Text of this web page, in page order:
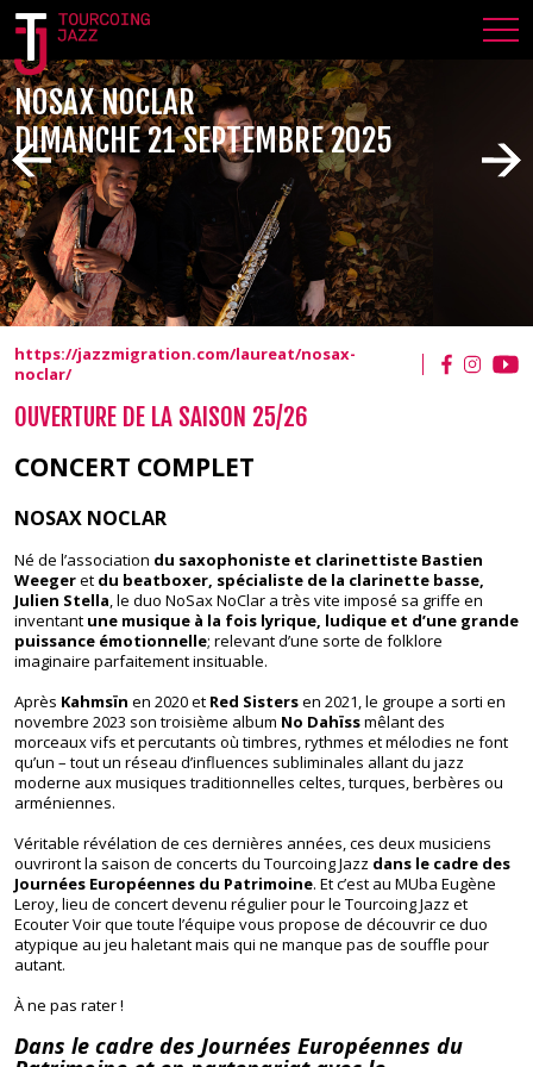
NOSAX NOCLAR
DIMANCHE 21 SEPTEMBRE 2025
https://jazzmigration.com/laureat/nosax-
noclar/
OUVERTURE DE LA SAISON 25/26
CONCERT COMPLET
NOSAX NOCLAR
Né de l’association du saxophoniste et clarinettiste Bastien
Weegeret du beatboxer, spécialiste de la clarinette basse,
Julien Stella, le duo NoSax NoClar a très vite imposé sa griffe en
inventant une musique à la fois lyrique, ludique et d’une grande
puissance émotionnelle; relevant d’une sorte de folklore
imaginaire parfaitement insituable.
Après Kahmsïn en 2020 et Red Sistersen 2021, le groupe a sorti en
novembre 2023 son troisième album No Dahïssmêlant des
morceaux vifs et percutants où timbres, rythmes et mélodies ne font
qu’un – tout un réseau d’influences subliminales allant du jazz
moderne aux musiques traditionnelles celtes, turques, berbères ou
arméniennes.
Véritable révélation de ces dernières années, ces deux musiciens
ouvriront la saison de concerts du Tourcoing Jazz dans le cadre des
Journées Européennes du Patrimoine. Et c’est au MUba Eugène
Leroy, lieu de concert devenu régulier pour le Tourcoing Jazz et
Ecouter Voir que toute l’équipe vous propose de découvrir ce duo
atypique au jeu haletant mais qui ne manque pas de souffle pour
autant.
À ne pas rater !
Dans le cadre des Journées Européennes du